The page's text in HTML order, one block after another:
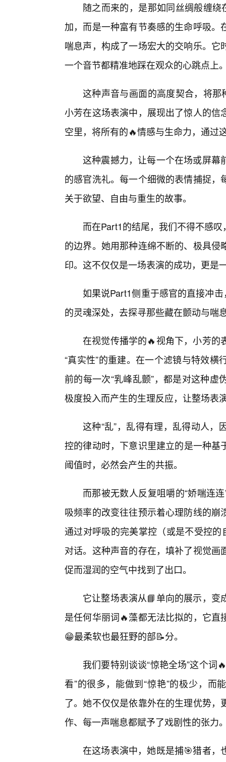
随之而来的，是那如同丝绸般缠绕
加，而是一种富有节奏感的生命呼吸
喘息声，构成了一场宏大的交响乐。
一个音节都精准地踩在观众的心跳点上
这种声音与画面的高度契合，将那
小芳在这场表演中，展现出了惊人的
空里，将所有的🔥情感与生命力，通过
这种震撼力，让每一个在场或屏幕
的感官洗礼。每一个细微的表情捕捉
关于欲望、自由与重生的故事。
而在Part1的结尾，我们不得不感
的边界。她用那种连绵不断的、极具
印。这不仅仅是一场表演的成功，更是
如果说Part1侧重于感官的直接冲
的灵魂深处，去探寻那些藏在颤动与喘
在视觉传播学的🔥视角下，小芳的
“真实性”的重建。在一个滤镜与特效
前的每一次“乳峰乱颤”，都是对这种
极度投入而产生的生理反应，让整场表
这种“乱”，乱得有理，乱得动人
控的律动时，下意识里建立的是一种
阈值时，必然会产生的共振。
而那被无数人反复咀嚼的“娇喘连
吸频率的改变往往预示着心理防线的
通过对呼吸的完美掌控（或是不受控
对话。这种声音的存在，填补了视觉
促而湿润的空气中找到了出口。
它让整场表演从📘单向的展示，
是任何华丽词🔥藻都无法比拟的，它
😁最柔软也最狂野的部📝分。
我们要特别谈谈“惊艳全场”这个词
看”的很多，能做到“惊艳”的极少，而
了。她不仅仅是依靠外在的生理优势
作、每一声喘息都赋予了戏剧性的张力
在这场表演中，她既是捕🎯猎者，